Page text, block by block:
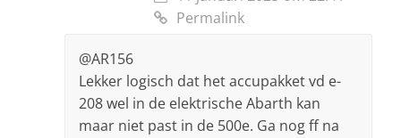
Permalink
@AR156
Lekker logisch dat het accupakket vd e-
208 wel in de elektrische Abarth kan
maar niet past in de 500e. Ga nog ff na